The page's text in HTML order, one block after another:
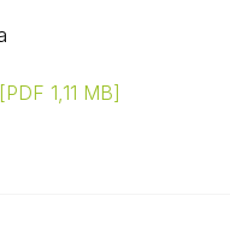
PDF 1,11 MB